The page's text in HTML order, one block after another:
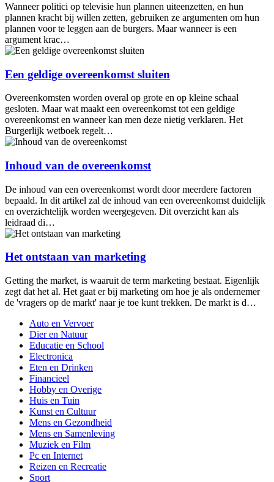
Wanneer politici op televisie hun plannen uiteenzetten, en hun
plannen kracht bij willen zetten, gebruiken ze argumenten om hun
plannen voor te leggen aan de burgers. Maar wanneer is een
argument krac…
Een geldige overeenkomst sluiten
Overeenkomsten worden overal op grote en op kleine schaal
gesloten. Maar wat maakt een overeenkomst tot een geldige
overeenkomst en wanneer kan men deze nietig verklaren. Het
Burgerlijk wetboek regelt…
Inhoud van de overeenkomst
De inhoud van een overeenkomst wordt door meerdere factoren
bepaald. In dit artikel zal de inhoud van een overeenkomst duidelijk
en overzichtelijk worden weergegeven. Dit overzicht kan als
leidraad di…
Het ontstaan van marketing
Getting the market, is waaruit de term marketing bestaat. Eigenlijk
zegt dat het al. Het gaat er bij marketing om hoe je als ondernemer
de 'vragers op de markt' naar je toe kunt trekken. De markt is d…
Auto en Vervoer
Dier en Natuur
Educatie en School
Electronica
Eten en Drinken
Financieel
Hobby en Overige
Huis en Tuin
Kunst en Cultuur
Mens en Gezondheid
Mens en Samenleving
Muziek en Film
Pc en Internet
Reizen en Recreatie
Sport